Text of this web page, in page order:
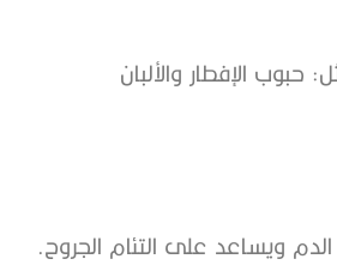
حبوب الإفطار والألبان
ويساعد على التئام الجروح.